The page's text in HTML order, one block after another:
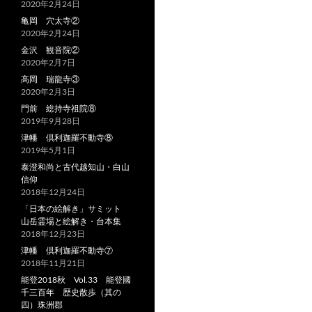
2020年2月24日
亀岡 穴太寺②
2020年2月24日
金沢 観音院②
2020年2月7日
高岡 瑞龍寺③
2020年2月3日
門前 総持寺祖院⑧
2019年9月28日
津幡 倶利迦羅不動寺⑧
2019年5月1日
泰澄和尚と古代越知山・白山
信仰
2018年12月24日
「日本の絵解き」サミット
山岳霊場と絵解き・台本集
2018年12月23日
津幡 倶利迦羅不動寺⑦
2018年11月21日
能登2018秋 Vol.33 能登國
千三百年 歴史散歩（其の
四）珠洲郡